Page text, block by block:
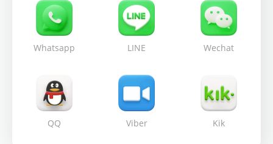
Whatsapp LINE Wechat
QQ Viber Kik